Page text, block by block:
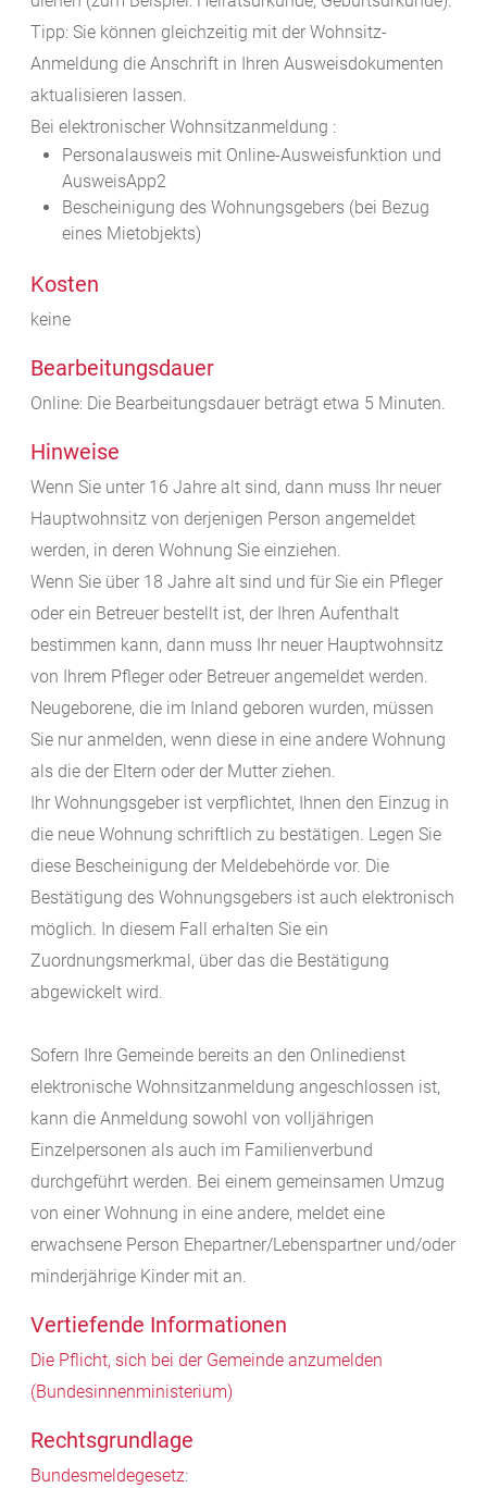
Tipp: Sie können gleichzeitig mit der Wohnsitz-
Anmeldung die Anschrift in Ihren Ausweisdokumenten
aktualisieren lassen.
Bei elektronischer Wohnsitzanmeldung :
Personalausweis mit Online-Ausweisfunktion und
AusweisApp2
Bescheinigung des Wohnungsgebers (bei Bezug
eines Mietobjekts)
Kosten
keine
Bearbeitungsdauer
Online: Die Bearbeitungsdauer beträgt etwa 5 Minuten.
Hinweise
Wenn Sie unter 16 Jahre alt sind, dann muss Ihr neuer
Hauptwohnsitz von derjenigen Person angemeldet
werden, in deren Wohnung Sie einziehen.
Wenn Sie über 18 Jahre alt sind und für Sie ein Pfleger
oder ein Betreuer bestellt ist, der Ihren Aufenthalt
bestimmen kann, dann muss Ihr neuer Hauptwohnsitz
von Ihrem Pfleger oder Betreuer angemeldet werden.
Neugeborene, die im Inland geboren wurden, müssen
Sie nur anmelden, wenn diese in eine andere Wohnung
als die der Eltern oder der Mutter ziehen.
Ihr Wohnungsgeber ist verpflichtet, Ihnen den Einzug in
die neue Wohnung schriftlich zu bestätigen. Legen Sie
diese Bescheinigung der Meldebehörde vor. Die
Bestätigung des Wohnungsgebers ist auch elektronisch
möglich. In diesem Fall erhalten Sie ein
Zuordnungsmerkmal, über das die Bestätigung
abgewickelt wird.
Sofern Ihre Gemeinde bereits an den Onlinedienst
elektronische Wohnsitzanmeldung angeschlossen ist,
kann die Anmeldung sowohl von volljährigen
Einzelpersonen als auch im Familienverbund
durchgeführt werden. Bei einem gemeinsamen Umzug
von einer Wohnung in eine andere, meldet eine
erwachsene Person Ehepartner/Lebenspartner und/oder
minderjährige Kinder mit an.
Vertiefende Informationen
Die Pflicht, sich bei der Gemeinde anzumelden
(Bundesinnenministerium)
Rechtsgrundlage
Bundesmeldegesetz: